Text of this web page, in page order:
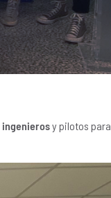
ingenierosy pilotos para